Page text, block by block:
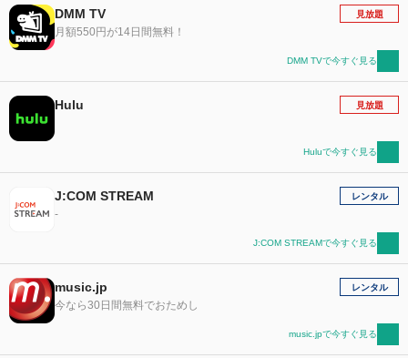
DMM TV
月額550円が14日間無料！
見放題
DMM TVで今すぐ見る
Hulu 見放題
Huluで今すぐ見る
J:COM STREAM
-
レンタル
J:COM STREAMで今すぐ見る
music.jp
今なら30日間無料でおためし
レンタル
music.jpで今すぐ見る